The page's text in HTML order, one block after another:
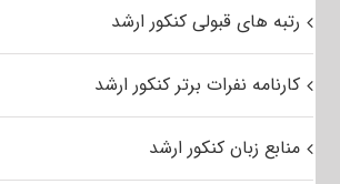
رتبه های قبولی کنکور ارشد
کارنامه نفرات برتر کنکور ارشد
منابع زبان کنکور ارشد